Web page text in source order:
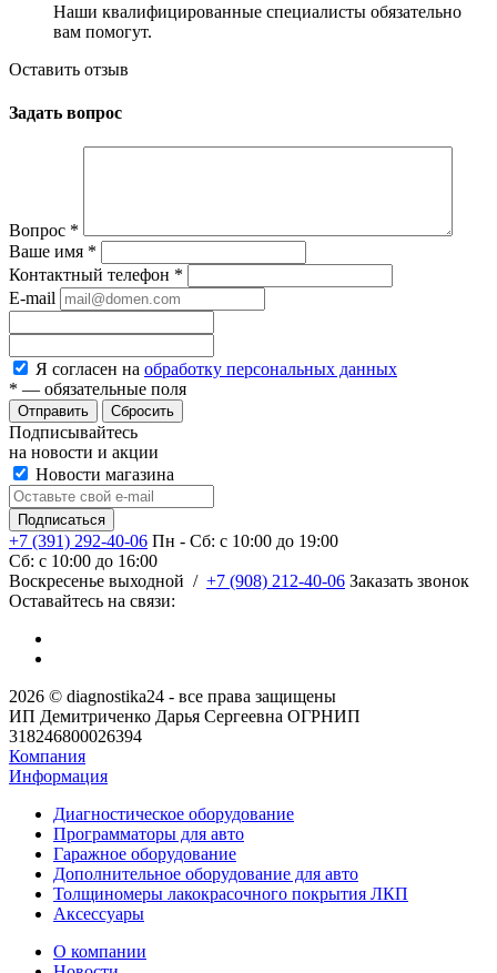
Наши квалифицированные специалисты обязательно
вам помогут.
Оставить отзыв
Задать вопрос
Вопрос *
Ваше имя *
Контактный телефон *
E-mail
Я согласен на обработку персональных данных
* — обязательные поля
Сбросить
Подписывайтесь
на новости и акции
Новости магазина
+7 (391) 292-40-06 Пн - Сб: c 10:00 до 19:00
Сб: c 10:00 до 16:00
​Воскресенье выходной / +7 (908) 212-40-06 Заказать звонок
Оставайтесь на связи:
2026 © diagnostika24 - все права защищены
ИП Демитриченко Дарья Сергеевна ОГРНИП
318246800026394
Компания
Информация
Диагностическое оборудование
Программаторы для авто
Гаражное оборудование
Дополнительное оборудование для авто
Толщиномеры лакокрасочного покрытия ЛКП
Аксессуары
О компании